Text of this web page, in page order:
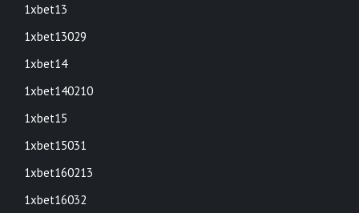
1xbet13
1xbet13029
1xbet14
1xbet140210
1xbet15
1xbet15031
1xbet160213
1xbet16032